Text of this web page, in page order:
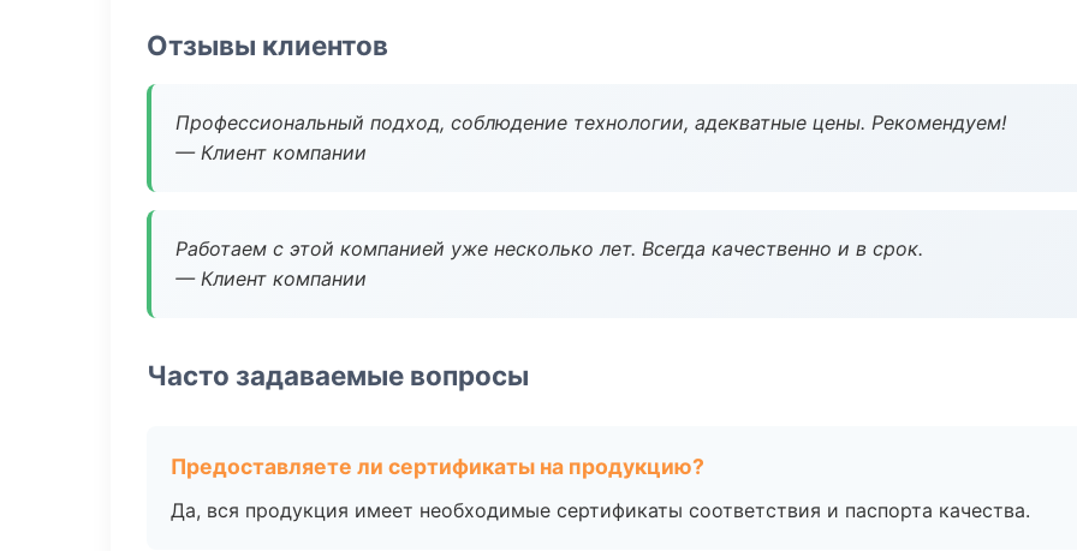
Отзывы клиентов
Профессиональный подход, соблюдение технологии, адекватные цены. Рекомендуем!
— Клиент компании
Работаем с этой компанией уже несколько лет. Всегда качественно и в срок.
— Клиент компании
Часто задаваемые вопросы
Предоставляете ли сертификаты на продукцию?
Да, вся продукция имеет необходимые сертификаты соответствия и паспорта качества.